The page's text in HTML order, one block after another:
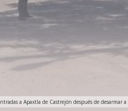
a Apaxtla de Castrejón después de